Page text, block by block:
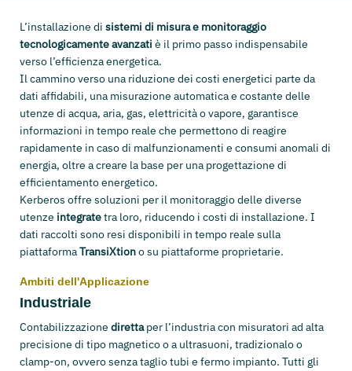
L’installazione di sistemi di misura e monitoraggio
tecnologicamente avanzati è il primo passo indispensabile
verso l’efficienza energetica.
Il cammino verso una riduzione dei costi energetici parte da
dati affidabili, una misurazione automatica e costante delle
utenze di acqua, aria, gas, elettricità o vapore, garantisce
informazioni in tempo reale che permettono di reagire
rapidamente in caso di malfunzionamenti e consumi anomali di
energia, oltre a creare la base per una progettazione di
efficientamento energetico.
Kerberos offre soluzioni per il monitoraggio delle diverse
utenze integratetra loro, riducendo i costi di installazione. I
dati raccolti sono resi disponibili in tempo reale sulla
piattaformaTransiXtiono su piattaforme proprietarie.
Ambiti dell'Applicazione
Industriale
Contabilizzazione direttaper l’industria con misuratori ad alta
precisione di tipo magnetico o a ultrasuoni, tradizionalo o
clamp-on, ovvero senza taglio tubi e fermo impianto. Tutti gli